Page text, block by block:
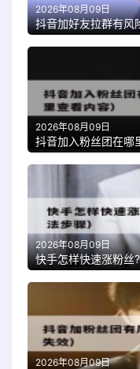
2026年08月09日
2026年08月09日
2026年08月09日
快手怎样快速涨粉丝
2026年08月09日